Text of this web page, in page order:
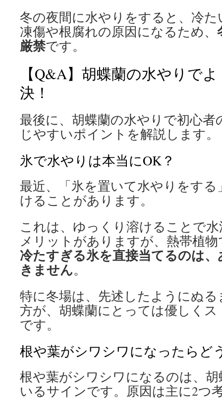
冬の夜間に水やりをすると、冷
凍傷や根腐れの原因になるため、
厳禁です。
【Q&A】胡蝶蘭の水やりで
決！
最後に、胡蝶蘭の水やりで初心者
じやすいポイントを解説します。
氷で水やりは本当にOK？
最近、「氷を置いて水やりをす
けることがあります。
これは、ゆっくり溶けることで
メリットがありますが、熱帯植
冷たすぎる氷を直接当てるのは
きません。
特に冬場は、先述したようにぬ
方が、胡蝶蘭にとっては優しく
です。
根や葉がシワシワになったらど
根や葉がシワシワになるのは、
いるサインです。原因は主に2つ